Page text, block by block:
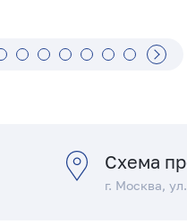
Схема
г. Москва,